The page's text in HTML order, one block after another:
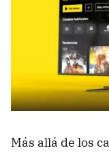
Más allá de los